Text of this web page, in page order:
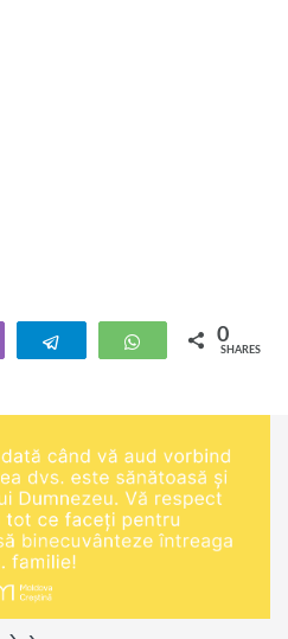
Telegram WhatsApp
0
SHARES